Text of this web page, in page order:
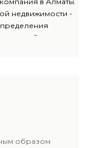
недвижимости -
образом